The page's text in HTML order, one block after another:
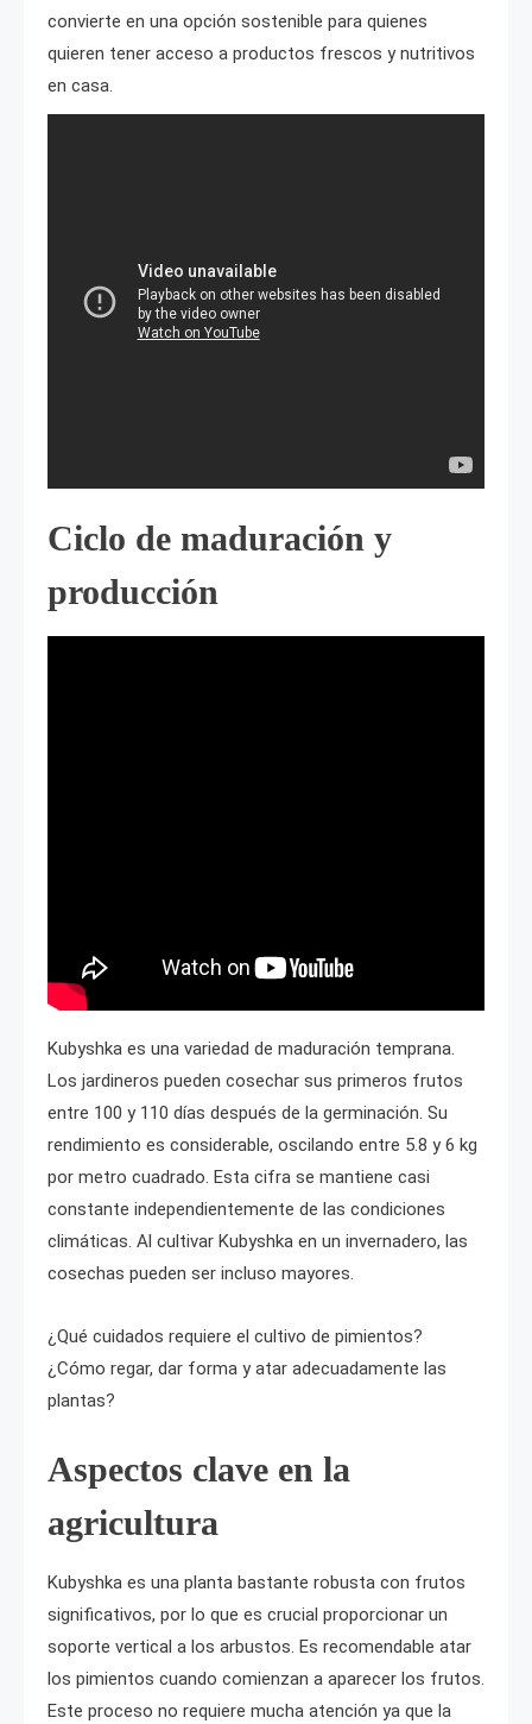
convierte en una opción sostenible para quienes
quieren tener acceso a productos frescos y nutritivos
en casa.
Ciclo de maduración y
producción
Kubyshka es una variedad de maduración temprana.
Los jardineros pueden cosechar sus primeros frutos
entre 100 y 110 días después de la germinación. Su
rendimiento es considerable, oscilando entre 5.8 y 6 kg
por metro cuadrado. Esta cifra se mantiene casi
constante independientemente de las condiciones
climáticas. Al cultivar Kubyshka en un invernadero, las
cosechas pueden ser incluso mayores.
¿Qué cuidados requiere el cultivo de pimientos?
¿Cómo regar, dar forma y atar adecuadamente las
plantas?
Aspectos clave en la
agricultura
Kubyshka es una planta bastante robusta con frutos
significativos, por lo que es crucial proporcionar un
soporte vertical a los arbustos. Es recomendable atar
los pimientos cuando comienzan a aparecer los frutos.
Este proceso no requiere mucha atención ya que la